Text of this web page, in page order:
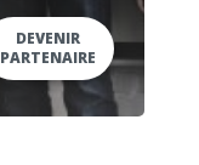
DEVENIR
PARTENAIRE